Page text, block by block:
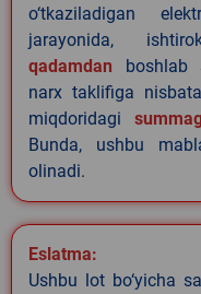
o‘tkaziladigan
jarayonida,
qadamdan boshlab
narx taklifiga
miqdoridagi
Bunda, ushbu
olinadi.
Eslatma:
Ushbu lot bo‘yicha